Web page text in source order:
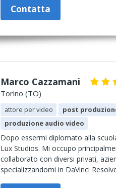
Contatta
Marco Cazzamani
Torino (TO)
attore per video post
produzione audio video
Dopo essermi diplomato alla
Lux Studios. Mi occupo
collaborato con diversi privati,
specializzandomi in DaVinci